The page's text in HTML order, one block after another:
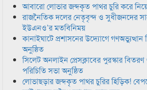
আবারো লোভার জব্দকৃত পাথর চুরি করে
রাজনৈতিক দলের নেতৃবৃন্দ ও সুধীজনদের
ইউএনও’র মতবিনিময়
কানাইঘাটে প্রশাসনের উদ্যোগে
অনুষ্ঠিত
সিলেট অনলাইন প্রেসক্লাবের পুরস্কার
পরিচিতি সভা অনুষ্ঠিত
লোভাছড়ার জব্দকৃত পাথর চুরির হিড়িক!